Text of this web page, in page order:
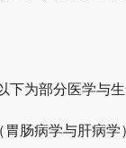
下为部分医学与
胃肠病学与肝病学